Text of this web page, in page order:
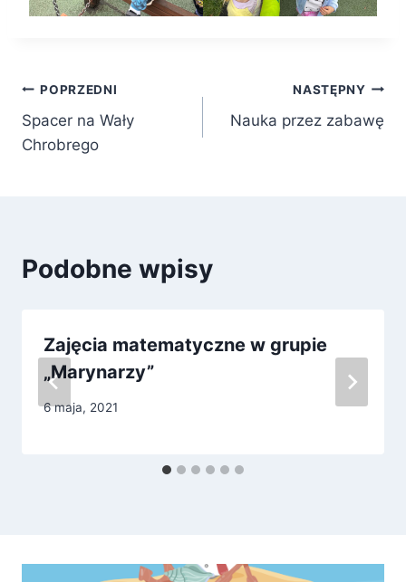
Nawigacja
wpisu
POPRZEDNI
Spacer na Wały
Chrobrego
NASTĘPNY
Nauka przez zabawę
Podobne wpisy
Zajęcia matematyczne w grupie
„Marynarzy”
6 maja, 2021